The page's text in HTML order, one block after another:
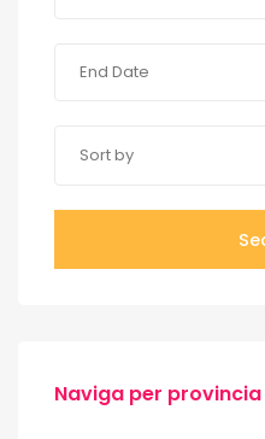
Sort by
Naviga per provincia